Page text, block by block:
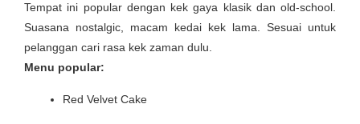
Tempat ini popular dengan kek gaya klasik dan old-school.
Suasana nostalgic, macam kedai kek lama. Sesuai untuk
pelanggan cari rasa kek zaman dulu.
Menu popular:
Red Velvet Cake